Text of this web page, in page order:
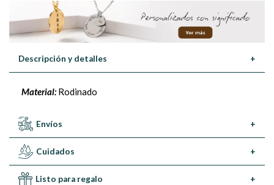
Descripción y detalles +
Material: Rodinado
Envíos +
Cuidados +
Listo para regalo +